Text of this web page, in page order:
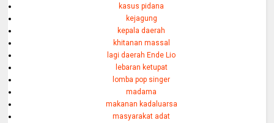
kasus pidana
kejagung
kepala daerah
khitanan massal
lagi daerah Ende Lio
lebaran ketupat
lomba pop singer
madama
makanan kadaluarsa
masyarakat adat